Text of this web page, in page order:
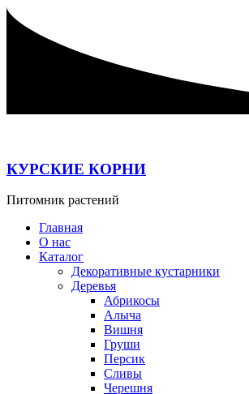
Перейти
содержимому
КУРСКИЕ КОРНИ
Питомник растений
Главная
О нас
Каталог
Декоративные кустарники
Деревья
Абрикосы
Алыча
Вишня
Груши
Персик
Сливы
Черешня